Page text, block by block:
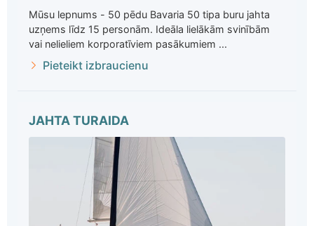
Mūsu lepnums - 50 pēdu Bavaria 50 tipa buru jahta
uzņems līdz 15 personām. Ideāla lielākām svinībām
vai nelieliem korporatīviem pasākumiem ...
Pieteikt izbraucienu
JAHTA TURAIDA